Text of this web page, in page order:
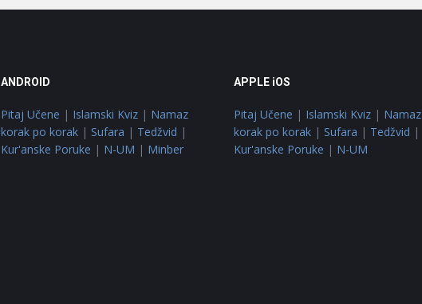
ANDROID
Pitaj Učene | Islamski Kviz| Namaz
korak po korak| Sufara | Tedžvid |
Kur'anske Poruke | N-UM | Minber
APPLE iOS
Pitaj Učene | Islamski Kviz | Namaz
korak po korak | Sufara | Tedžvid |
Kur'anske Poruke | N-UM